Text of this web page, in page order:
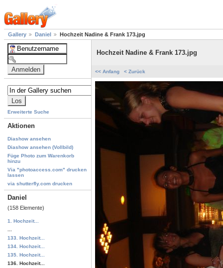
Gallery Daniel Hochzeit Nadine & Frank 173.jpg
Erweiterte Suche
Aktionen
Diashow ansehen
Diashow ansehen (Vollbild)
Füge Photo zum Warenkorb
hinzu
Via "photoaccess.com" drucken
lassen
via shutterfly.com drucken
Daniel
(158 Elemente)
1. Hochzeit...
133. Hochzeit...
134. Hochzeit...
135. Hochzeit...
136. Hochzeit...
Hochzeit Nadine & Frank 173.jpg
<< Anfang < Zurück